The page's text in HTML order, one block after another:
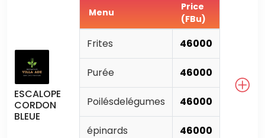
ESCALOPE
CORDON
BLEUE
Menu
Price
(FBu)
Frites 46000
Purée 46000
Poilésdelégumes 46000
épinards 46000